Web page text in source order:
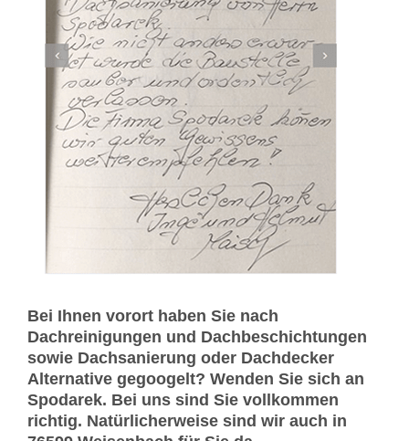
Bei Ihnen vorort haben Sie nach
Dachreinigungen und Dachbeschichtungen
sowie Dachsanierung oder Dachdecker
Alternative gegoogelt? Wenden Sie sich an
Spodarek. Bei uns sind Sie vollkommen
richtig. Natürlicherweise sind wir auch in